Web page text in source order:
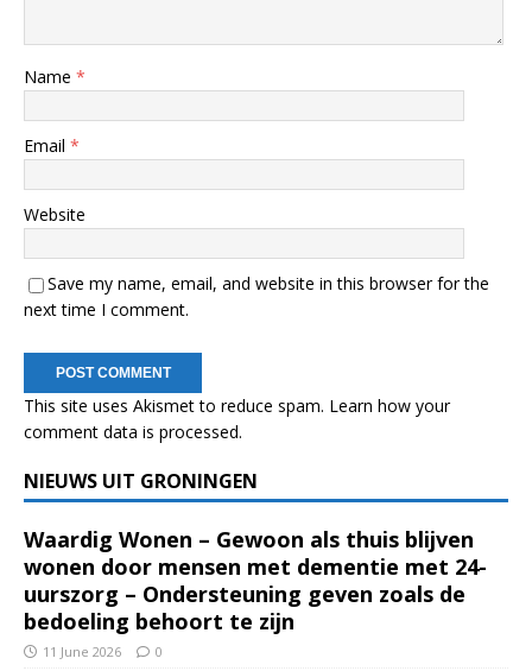
Name *
Email *
Website
Save my name, email, and website in this browser for the
next time I comment.
This site uses Akismet to reduce spam. Learn how your
comment data is processed.
NIEUWS UIT GRONINGEN
Waardig Wonen – Gewoon als thuis blijven
wonen door mensen met dementie met 24-
uurszorg – Ondersteuning geven zoals de
bedoeling behoort te zijn
11 June 2026 0